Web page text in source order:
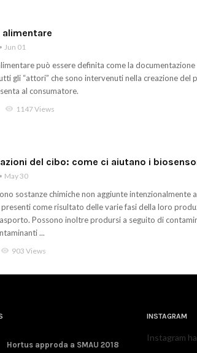
Jun 01
può essere definita come la
gli “attori” che sono intervenuti nella creazione del
al consumatore.
visibility 1147 Views
del cibo: come ci aiutano i
May 30
sostanze chimiche non aggiunte intenzionalmente
come risultato delle varie fasi della loro
Possono inoltre prodursi a seguito di
...
visibility 903 Views
Hortus approda a SMAU 2018
INSTAGRAM
Instagram